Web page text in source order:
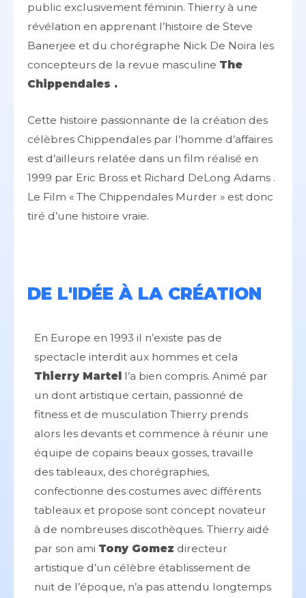
public exclusivement féminin. Thierry à une
révélation en apprenant l’histoire de Steve
Banerjee et du chorégraphe Nick De Noira les
concepteurs de la revue masculine The
Chippendales .
Cette histoire passionnante de la création des
célèbres Chippendales par l’homme d’affaires
est d’ailleurs relatée dans un film réalisé en
1999 par Eric Bross et Richard DeLong Adams .
Le Film « The Chippendales Murder » est donc
tiré d’une histoire vraie.
DE L'IDÉE À LA CRÉATION
En Europe en 1993 il n’existe pas de
spectacle interdit aux hommes et cela
Thierry Martel l’a bien compris. Animé par
un dont artistique certain, passionné de
fitness et de musculation Thierry prends
alors les devants et commence à réunir une
équipe de copains beaux gosses, travaille
des tableaux, des chorégraphies,
confectionne des costumes avec différents
tableaux et propose sont concept novateur
à de nombreuses discothèques. Thierry aidé
par son ami Tony Gomez directeur
artistique d’un célèbre établissement de
nuit de l’époque, n’a pas attendu longtemps